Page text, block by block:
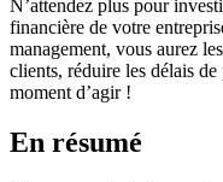
N’attendez plus pour
financière de votre
management, vous aurez
clients, réduire les délais
moment d’agir !
En résumé